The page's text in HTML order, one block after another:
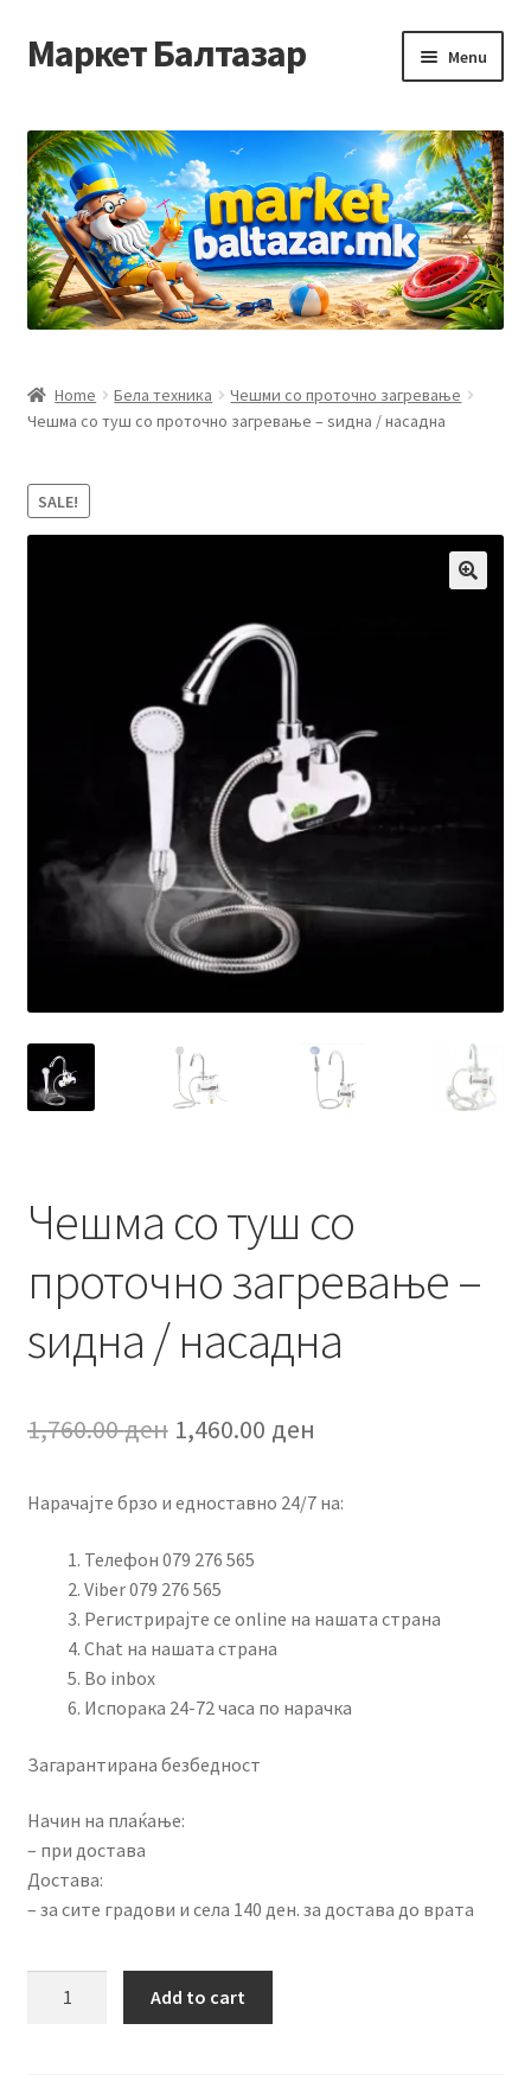
Skip
to
Skip
to
Маркет Балтазар Menu
Checkout
Homepage
Privacy Policy
Контакт
Корисничка подршка
Рекламации и замена на производ
Сите производи
Услови за користење
Home Бела техника
Чешми со проточно загревање
Чешма со туш со проточно загревање – ѕидна / насадна
SALE!
Чешма со туш со
проточно загревање –
ѕидна / насадна
1,760.00ден Original
was:
1,760.00 ден.
1,460.00 ден
is:
Нарачајте брзо и едноставно 24/7 на:
Телефон 079 276 565
Viber 079 276 565
Регистрирајте се online на нашата страна
Chat на нашата страна
Во inbox
Испорака 24-72 часа по нарачка
Загарантирана безбедност
Начин на плаќање:
– при достава
Достава:
– за сите градови и села 140 ден. за достава до врата
Add to cart